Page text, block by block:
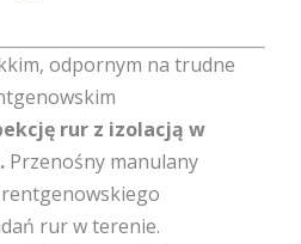
odpornym na trudne
rur z izolacją w
Przenośny manulany
rur w terenie.